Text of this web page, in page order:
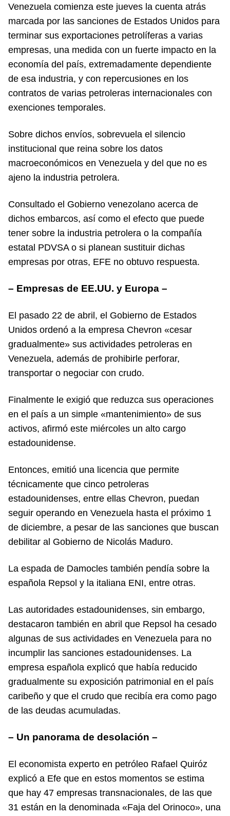
Venezuela comienza este jueves la cuenta atrás
marcada por las sanciones de Estados Unidos para
terminar sus exportaciones petrolíferas a varias
empresas, una medida con un fuerte impacto en la
economía del país, extremadamente dependiente
de esa industria, y con repercusiones en los
contratos de varias petroleras internacionales con
exenciones temporales.
Sobre dichos envíos, sobrevuela el silencio
institucional que reina sobre los datos
macroeconómicos en Venezuela y del que no es
ajeno la industria petrolera.
Consultado el Gobierno venezolano acerca de
dichos embarcos, así como el efecto que puede
tener sobre la industria petrolera o la compañía
estatal PDVSA o si planean sustituir dichas
empresas por otras, EFE no obtuvo respuesta.
– Empresas de EE.UU. y Europa –
El pasado 22 de abril, el Gobierno de Estados
Unidos ordenó a la empresa Chevron «cesar
gradualmente» sus actividades petroleras en
Venezuela, además de prohibirle perforar,
transportar o negociar con crudo.
Finalmente le exigió que reduzca sus operaciones
en el país a un simple «mantenimiento» de sus
activos, afirmó este miércoles un alto cargo
estadounidense.
Entonces, emitió una licencia que permite
técnicamente que cinco petroleras
estadounidenses, entre ellas Chevron, puedan
seguir operando en Venezuela hasta el próximo 1
de diciembre, a pesar de las sanciones que buscan
debilitar al Gobierno de Nicolás Maduro.
La espada de Damocles también pendía sobre la
española Repsol y la italiana ENI, entre otras.
Las autoridades estadounidenses, sin embargo,
destacaron también en abril que Repsol ha cesado
algunas de sus actividades en Venezuela para no
incumplir las sanciones estadounidenses. La
empresa española explicó que había reducido
gradualmente su exposición patrimonial en el país
caribeño y que el crudo que recibía era como pago
de las deudas acumuladas.
– Un panorama de desolación –
El economista experto en petróleo Rafael Quiróz
explicó a Efe que en estos momentos se estima
que hay 47 empresas transnacionales, de las que
31 están en la denominada «Faja del Orinoco», una